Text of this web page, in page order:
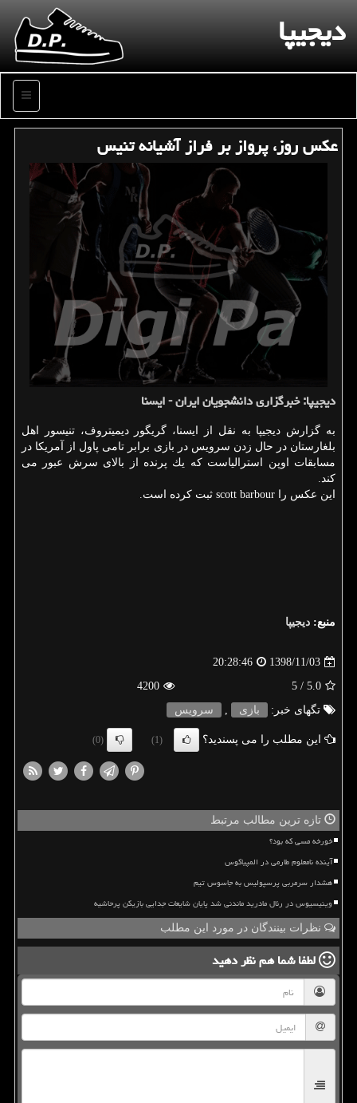
دیجیپا
منو
عكس روز، پرواز بر فراز آشیانه تنیس
دیجیپا: خبرگزاری دانشجویان ایران - ایسنا
به گزارش دیجیپا به نقل از ایسنا، گریگور دیمیتروف، تنیسور اهل
بلغارستان در حال زدن سرویس در بازی برابر تامی پاول از آمریكا در
مسابقات اوپن استرالیاست كه یك پرنده از بالای سرش عبور می
كند.
این عكس را scott barbour ثبت كرده است.
منبع: دیجیپا
1398/11/03
20:28:46
5.0
/ 5
4200
تگهای خبر:
بازی , سرویس
این مطلب را می پسندید؟ (1)
(0)
تازه ترین مطالب مرتبط
خورخه مسی که بود؟
آینده نامعلوم طارمی در المپیاکوس
هشدار سرمربی پرسپولیس به جاسوس تیم
وینیسیوس در رئال مادرید ماندنی شد پایان شایعات جدایی بازیکن پرحاشیه
نظرات بینندگان در مورد این مطلب
لطفا شما همنظر دهید